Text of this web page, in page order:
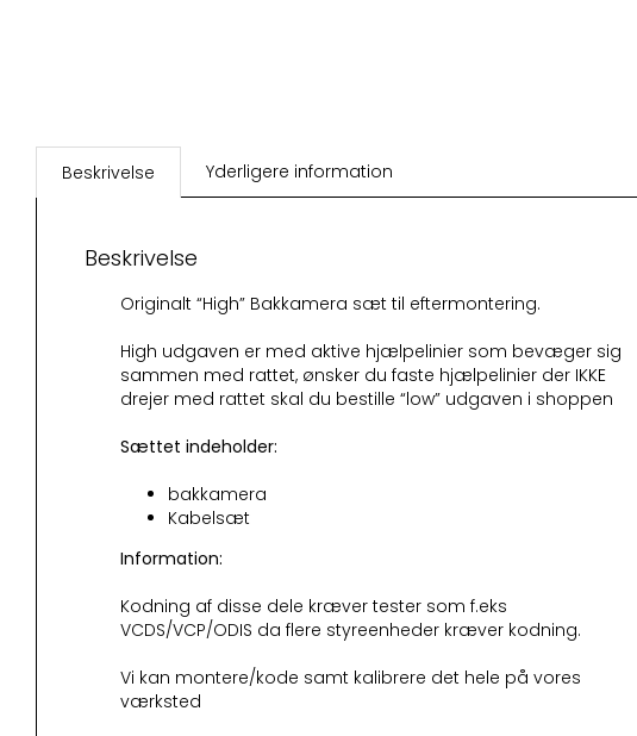
Beskrivelse Yderligere information
Beskrivelse
Originalt “High” Bakkamera sæt til eftermontering.
High udgaven er med aktive hjælpelinier som bevæger sig
sammen med rattet, ønsker du faste hjælpelinier der IKKE
drejer med rattet skal du bestille “low” udgaven i shoppen
Sættet indeholder:
bakkamera
Kabelsæt
Information:
Kodning af disse dele kræver tester som f.eks
VCDS/VCP/ODIS da flere styreenheder kræver kodning.
Vi kan montere/kode samt kalibrere det hele på vores
værksted